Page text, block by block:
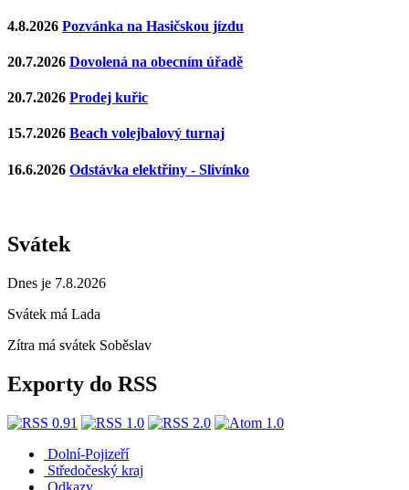
4.8.2026 Pozvánka na Hasičskou jízdu
20.7.2026 Dovolená na obecním úřadě
20.7.2026 Prodej kuřic
15.7.2026 Beach volejbalový turnaj
16.6.2026 Odstávka elektřiny - Slivínko
Svátek
Dnes je 7.8.2026
Svátek má Lada
Zítra má svátek Soběslav
Exporty do RSS
Dolní-Pojizeří
Středočeský kraj
Odkazy